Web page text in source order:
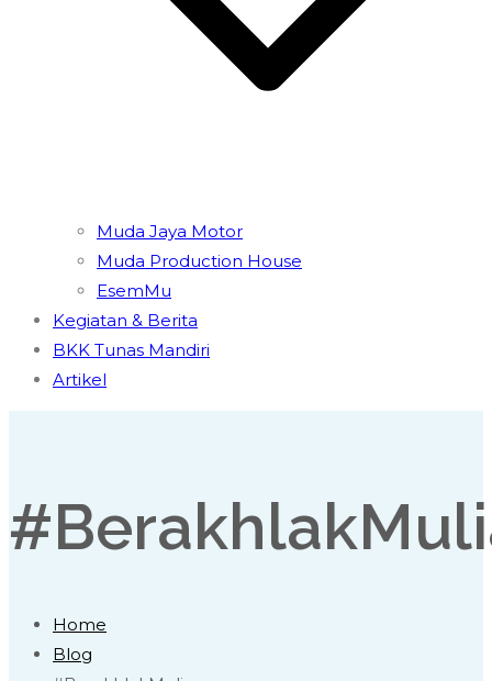
Muda Jaya Motor
Muda Production House
EsemMu
Kegiatan & Berita
BKK Tunas Mandiri
Artikel
Home
Blog